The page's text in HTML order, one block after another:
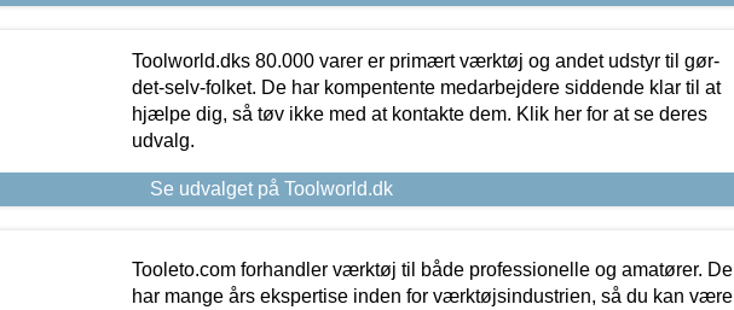
Toolworld.dks 80.000 varer er primært værktøj og andet udstyr til gør-
det-selv-folket. De har kompentente medarbejdere siddende klar til at
hjælpe dig, så tøv ikke med at kontakte dem. Klik her for at se deres
udvalg.
Se udvalget på Toolworld.dk
Tooleto.com forhandler værktøj til både professionelle og amatører. De
har mange års ekspertise inden for værktøjsindustrien, så du kan være